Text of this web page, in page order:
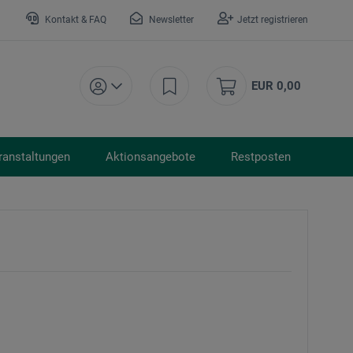
Kontakt & FAQ Newsletter Jetzt registrieren
EUR 0,00
Aktionsangebote Restposten